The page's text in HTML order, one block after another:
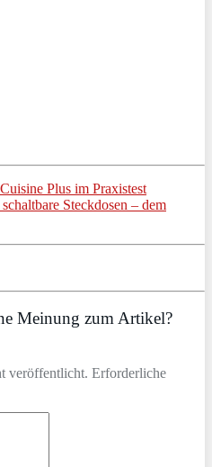
Plus im Praxistest
Steckdosen – dem
Meinung zum Artikel?
veröffentlicht. Erforderliche